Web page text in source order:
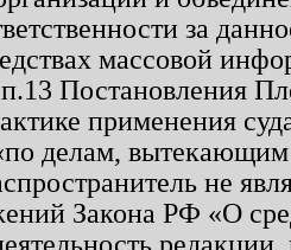
за
массовой
п.13 Постановления
применения
делам, вытекающим
не
Закона РФ «О